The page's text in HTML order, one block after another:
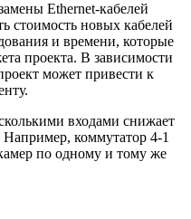
Ethernet-кабелей
стоимость новых кабелей
и времени, которые
проекта. В зависимости
может привести к
входами снижает
Например, коммутатор 4-1
по одному и тому же